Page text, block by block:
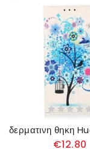
€12.80